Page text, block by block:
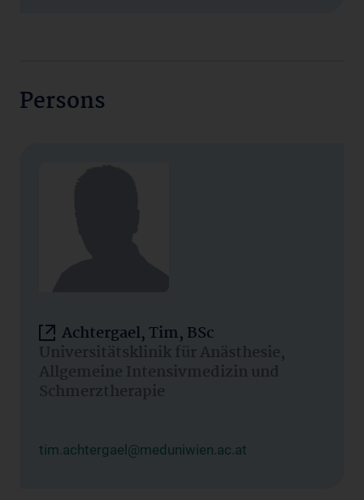
Persons
Achtergael, Tim, BSc
Universitätsklinik für Anästhesie,
Allgemeine Intensivmedizin und
Schmerztherapie
tim.achtergael@meduniwien.ac.at